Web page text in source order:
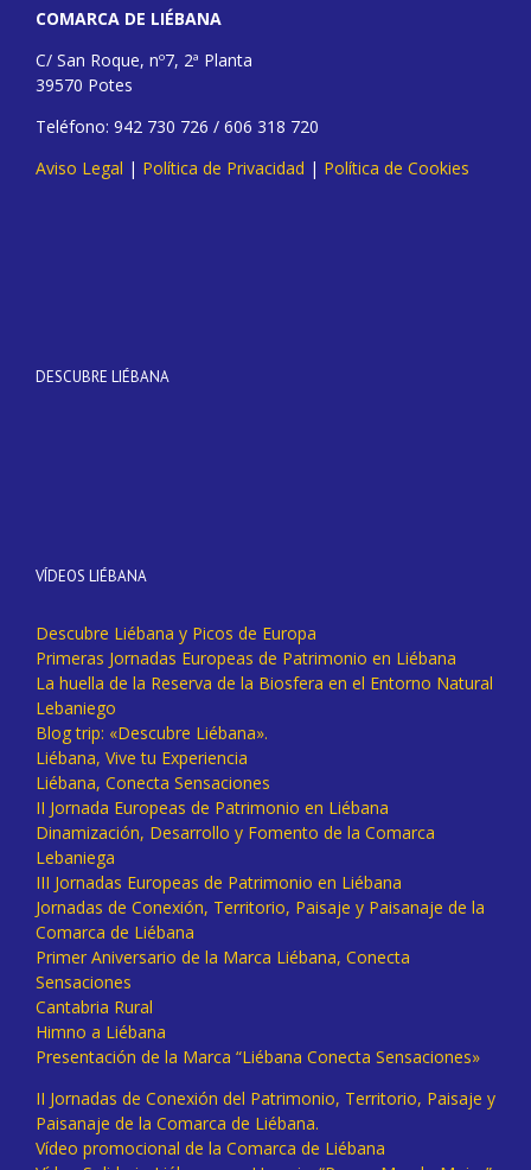
COMARCA DE LIÉBANA
C/ San Roque, nº7, 2ª Planta
39570 Potes
Teléfono: 942 730 726 / 606 318 720
Aviso Legal | Política de Privacidad | Política de Cookies
DESCUBRE LIÉBANA
VÍDEOS LIÉBANA
Descubre Liébana y Picos de Europa
Primeras Jornadas Europeas de Patrimonio en Liébana
La huella de la Reserva de la Biosfera en el Entorno Natural
Lebaniego
Blog trip: «Descubre Liébana».
Liébana, Vive tu Experiencia
Liébana, Conecta Sensaciones
II Jornada Europeas de Patrimonio en Liébana
Dinamización, Desarrollo y Fomento de la Comarca
Lebaniega
III Jornadas Europeas de Patrimonio en Liébana
Jornadas de Conexión, Territorio, Paisaje y Paisanaje de la
Comarca de Liébana
Primer Aniversario de la Marca Liébana, Conecta
Sensaciones
Cantabria Rural
Himno a Liébana
Presentación de la Marca “Liébana Conecta Sensaciones»
II Jornadas de Conexión del Patrimonio, Territorio, Paisaje y
Paisanaje de la Comarca de Liébana.
Vídeo promocional de la Comarca de Liébana